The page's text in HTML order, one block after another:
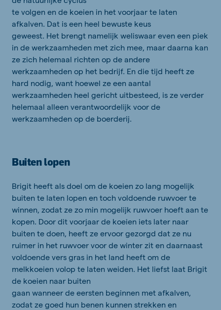
te volgen en de koeien in het voorjaar te laten
afkalven. Dat is een heel bewuste keus
geweest. Het brengt namelijk weliswaar even een piek
in de werkzaamheden met zich mee, maar daarna kan
ze zich helemaal richten op de andere
werkzaamheden op het bedrijf. En die tijd heeft ze
hard nodig, want hoewel ze een aantal
werkzaamheden heel gericht uitbesteed, is ze verder
helemaal alleen verantwoordelijk voor de
werkzaamheden op de boerderij.
Buiten lopen
Brigit heeft als doel om de koeien zo lang mogelijk
buiten te laten lopen en toch voldoende ruwvoer te
winnen, zodat ze zo min mogelijk ruwvoer hoeft aan te
kopen. Door dit voorjaar de koeien iets later naar
buiten te doen, heeft ze ervoor gezorgd dat ze nu
ruimer in het ruwvoer voor de winter zit en daarnaast
voldoende vers gras in het land heeft om de
melkkoeien volop te laten weiden. Het liefst laat Brigit
de koeien naar buiten
gaan wanneer de eersten beginnen met afkalven,
zodat ze goed hun benen kunnen strekken en